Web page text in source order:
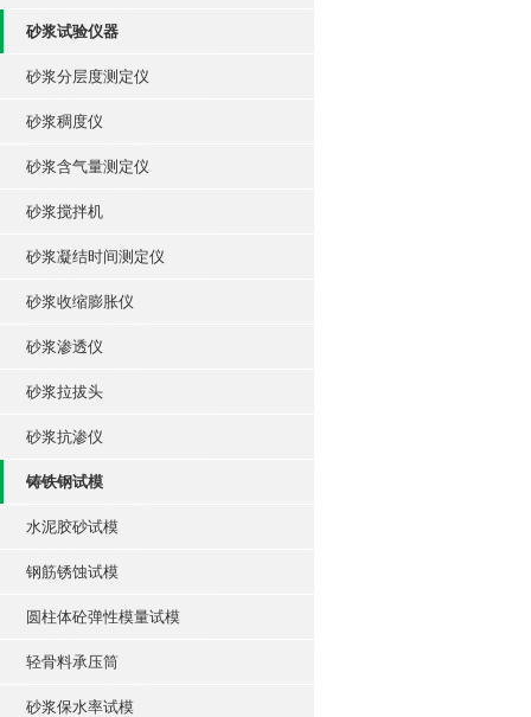
砂浆试验仪器
砂浆分层度测定仪
砂浆稠度仪
砂浆含气量测定仪
砂浆搅拌机
砂浆凝结时间测定仪
砂浆收缩膨胀仪
砂浆渗透仪
砂浆拉拔头
砂浆抗渗仪
铸铁钢试模
水泥胶砂试模
钢筋锈蚀试模
圆柱体砼弹性模量试模
轻骨料承压筒
砂浆保水率试模